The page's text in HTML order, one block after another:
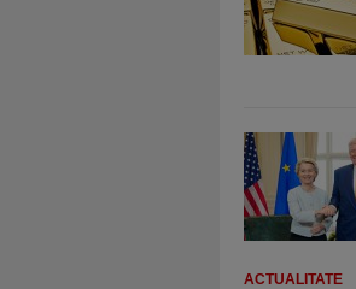
ACTUALITATE